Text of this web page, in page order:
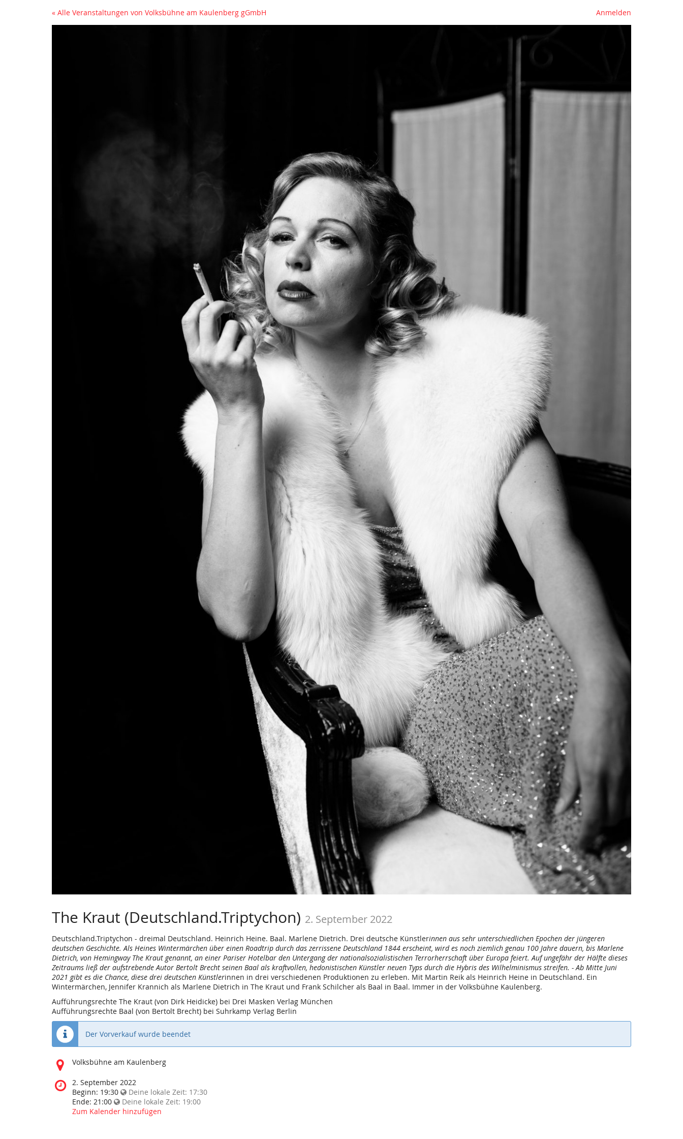
Anmelden
« Alle Veranstaltungen von Volksbühne am Kaulenberg gGmbH
The Kraut (Deutschland.Triptychon) 2. September 2022
Deutschland.Triptychon - dreimal Deutschland. Heinrich Heine. Baal. Marlene Dietrich. Drei deutsche Künstlerinnen aus sehr unterschiedlichen Epochen der jüngeren
deutschen Geschichte. Als Heines Wintermärchen über einen Roadtrip durch das zerrissene Deutschland 1844 erscheint, wird es noch ziemlich genau 100 Jahre dauern, bis Marlene
Dietrich, von Hemingway The Kraut genannt, an einer Pariser Hotelbar den Untergang der nationalsozialistischen Terrorherrschaft über Europa feiert. Auf ungefähr der Hälfte dieses
Zeitraums ließ der aufstrebende Autor Bertolt Brecht seinen Baal als kraftvollen, hedonistischen Künstler neuen Typs durch die Hybris des Wilhelminismus streifen. - Ab Mitte Juni
2021 gibt es die Chance, diese drei deutschen Künstlerinnen in drei verschiedenen Produktionen zu erleben. Mit Martin Reik als Heinrich Heine in Deutschland. Ein
Wintermärchen, Jennifer Krannich als Marlene Dietrich in The Kraut und Frank Schilcher als Baal in Baal. Immer in der Volksbühne Kaulenberg.
Aufführungsrechte The Kraut (von Dirk Heidicke) bei Drei Masken Verlag München
Aufführungsrechte Baal (von Bertolt Brecht) bei Suhrkamp Verlag Berlin
Der Vorverkauf wurde beendet
Wo
diese
Veranstaltung
statt?
Volksbühne am Kaulenberg
Wann
findet
diese
Veranstaltung
2. September 2022
Beginn: 19:30 Deine lokale Zeit: 17:30
Ende: 21:00 Deine lokale Zeit: 19:00
Zum Kalender hinzufügen